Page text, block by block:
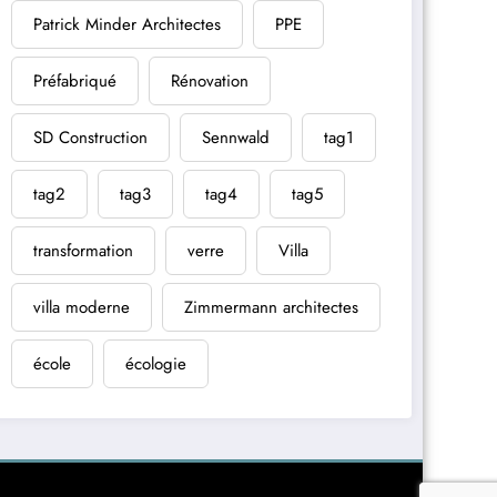
Patrick Minder Architectes PPE
Préfabriqué Rénovation
SD Construction Sennwald tag1
tag2 tag3 tag4 tag5
transformation verre Villa
villa moderne Zimmermann architectes
école écologie